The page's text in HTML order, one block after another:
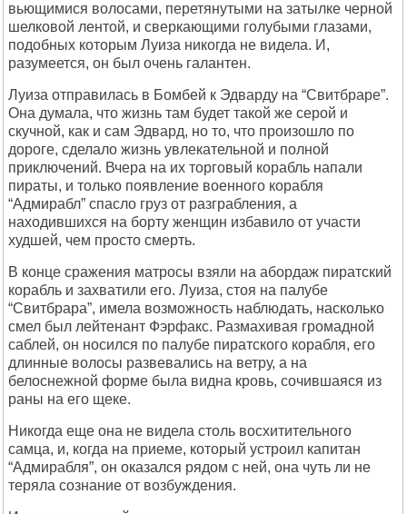
вьющимися волосами, перетянутыми на затылке черной
шелковой лентой, и сверкающими голубыми глазами,
подобных которым Луиза никогда не видела. И,
разумеется, он был очень галантен.
Луиза отправилась в Бомбей к Эдварду на “Свитбраре”.
Она думала, что жизнь там будет такой же серой и
скучной, как и сам Эдвард, но то, что произошло по
дороге, сделало жизнь увлекательной и полной
приключений. Вчера на их торговый корабль напали
пираты, и только появление военного корабля
“Адмирабл” спасло груз от разграбления, а
находившихся на борту женщин избавило от участи
худшей, чем просто смерть.
В конце сражения матросы взяли на абордаж пиратский
корабль и захватили его. Луиза, стоя на палубе
“Свитбрара”, имела возможность наблюдать, насколько
смел был лейтенант Фэрфакс. Размахивая громадной
саблей, он носился по палубе пиратского корабля, его
длинные волосы развевались на ветру, а на
белоснежной форме была видна кровь, сочившаяся из
раны на его щеке.
Никогда еще она не видела столь восхитительного
самца, и, когда на приеме, который устроил капитан
“Адмирабля”, он оказался рядом с ней, она чуть ли не
теряла сознание от возбуждения.